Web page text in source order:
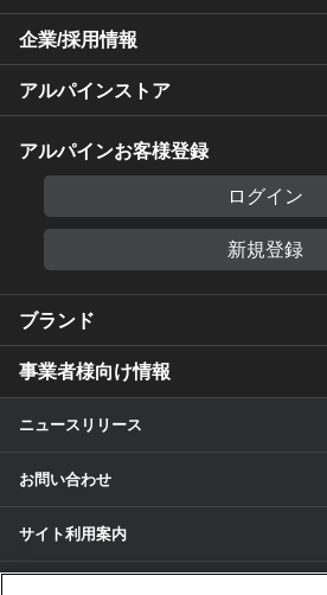
企業/採用情報
アルパインストア
アルパインお客様登録
ログイン
新規登録
ブランド
事業者様向け情報
ニュースリリース
お問い合わせ
サイト利用案内